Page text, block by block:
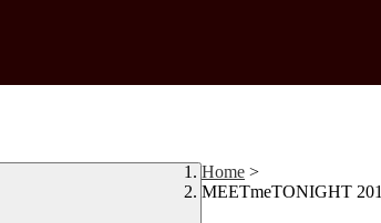
Home >
MEETmeTONIGHT